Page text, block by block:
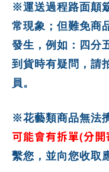
※運送過程路面顛
常現象；但難免商
發生，例如：四分
到貨時有疑問，請
員。
※花藝類商品無法
可能會有拆單(分
繫您，並向您收取